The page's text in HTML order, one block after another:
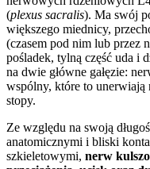
(plexus sacralis). Ma swój
większego miednicy,
(czasem pod nim lub przez
pośladek, tylną część uda i
na dwie główne gałęzie:
wspólny, które to unerwiają
stopy.
Ze względu na swoją
anatomicznymi i bliski
szkieletowymi, nerw